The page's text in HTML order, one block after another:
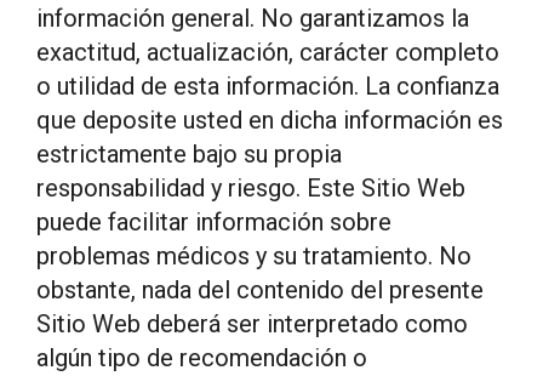
información general. No garantizamos la
exactitud, actualización, carácter completo
o utilidad de esta información. La confianza
que deposite usted en dicha información es
estrictamente bajo su propia
responsabilidad y riesgo. Este Sitio Web
puede facilitar información sobre
problemas médicos y su tratamiento. No
obstante, nada del contenido del presente
Sitio Web deberá ser interpretado como
algún tipo de recomendación o